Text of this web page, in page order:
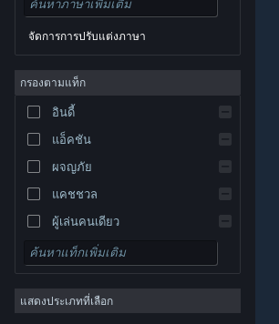
© Valve Corporation สงวนลิขสิทธิ์ เครื่องหมายการค้า
ทั้งหมดเป็นทรัพย์สินของเจ้าของที่เกี่ยวข้องในสหรัฐอเมริกา
และประเทศอื่นนโยบายความเป็นส่วนตัว|กฎหมาย
การคืนเงิน |
อังกฤษ
สเปน
สเปน-ลาตินอเมริกา
กรีก
จัดการการปรับแต่งภาษา
กรองตามแท็ก
อินดี้
แอ็คชัน
ผจญภัย
แคชชวล
ผู้เล่นคนเดียว
จำลองสถานการณ์
เกมสวมบทบาท
กลยุทธ์
แสดงประเภทที่เลือก